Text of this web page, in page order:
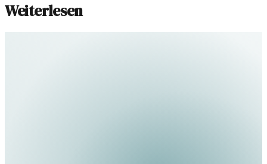
Weiterlesen